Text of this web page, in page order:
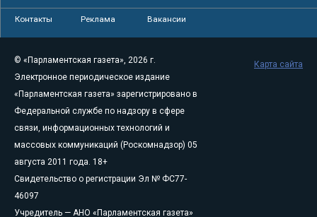
Контакты Реклама Вакансии
© «Парламентская газета», 2026 г.
Электронное периодическое издание
«Парламентская газета» зарегистрировано в
Федеральной службе по надзору в сфере
связи, информационных технологий и
массовых коммуникаций (Роскомнадзор) 05
августа 2011 года. 18+
Свидетельство о регистрации Эл № ФС77-
46097
Учредитель — АНО «Парламентская газета»
Карта сайта